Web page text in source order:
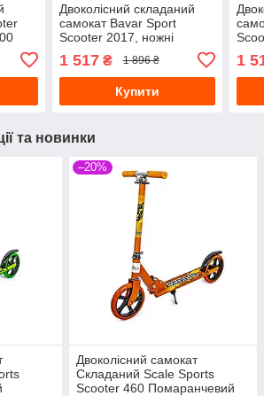
Двоколісний складаний
самокат Bavar Sport
Scooter 2017, ножні
Червоний
1 517₴ 1 896 ₴
Купити
1
та новинки
–20%
Двоколісний самокат
Складаний Scale Sports
Scooter 460 Помаранчевий